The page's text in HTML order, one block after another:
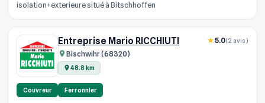
isolation+exterieure situé à Bitschhoffen
Entreprise Mario RICCHIUTI
Bischwihr (68320)
48.8 km
5.0(2 avis)
Couvreur Ferronnier